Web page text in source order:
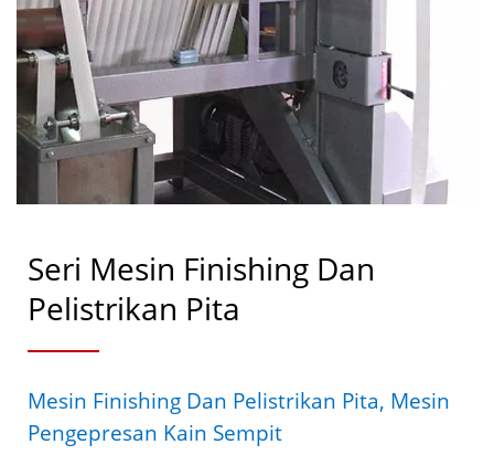
Seri Mesin Finishing Dan
Pelistrikan Pita
Mesin Finishing Dan Pelistrikan Pita, Mesin
Pengepresan Kain Sempit